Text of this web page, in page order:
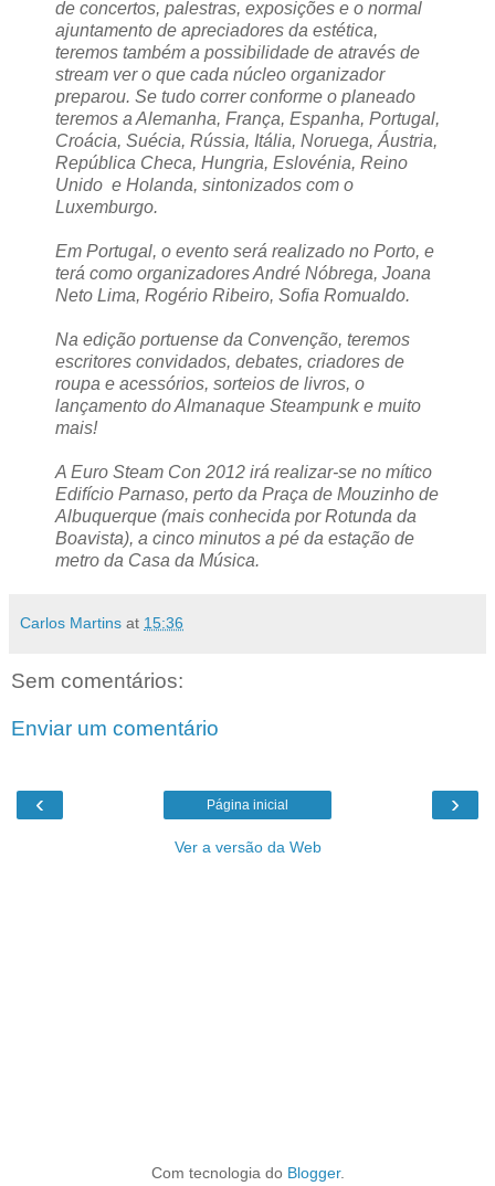
de concertos, palestras, exposições e o normal
ajuntamento de apreciadores da estética,
teremos também a possibilidade de através de
stream ver o que cada núcleo organizador
preparou. Se tudo correr conforme o planeado
teremos a Alemanha, França, Espanha, Portugal,
Croácia, Suécia, Rússia, Itália, Noruega, Áustria,
República Checa, Hungria, Eslovénia, Reino
Unido e Holanda, sintonizados com o
Luxemburgo.
Em Portugal, o evento será realizado no Porto, e
terá como organizadores André Nóbrega, Joana
Neto Lima, Rogério Ribeiro, Sofia Romualdo.
Na edição portuense da Convenção, teremos
escritores convidados, debates, criadores de
roupa e acessórios, sorteios de livros, o
lançamento do Almanaque Steampunk e muito
mais!
A Euro Steam Con 2012 irá realizar-se no mítico
Edifício Parnaso, perto da Praça de Mouzinho de
Albuquerque (mais conhecida por Rotunda da
Boavista), a cinco minutos a pé da estação de
metro da Casa da Música.
Carlos Martins at 15:36
Sem comentários:
Enviar um comentário
‹ ›
Página inicial
Ver a versão da Web
Com tecnologia do Blogger.